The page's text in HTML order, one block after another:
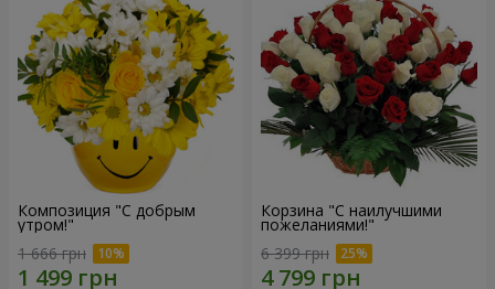
Композиция "С добрым
утром!"
1 666 грн
Корзина "С наилучшими
пожеланиями!"
6 399 грн